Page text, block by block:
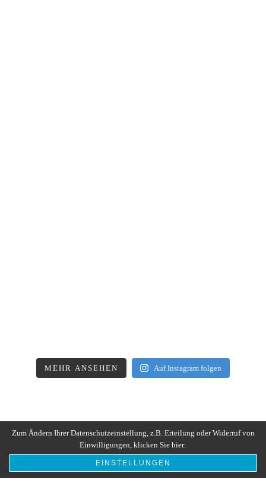
MEHR ANSEHEN Auf Instagram folgen
Zum Ändern Ihrer Datenschutzeinstellung, z.B. Erteilung oder Widerruf von
Einwilligungen, klicken Sie hier:
EINSTELLUNGEN